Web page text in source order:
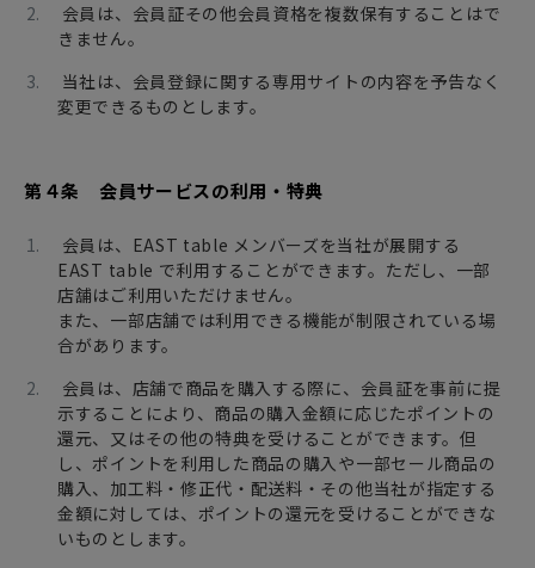
会員は、会員証その他会員資格を複数保有することはで
きません。
当社は、会員登録に関する専用サイトの内容を予告なく
変更できるものとします。
第４条 会員サービスの利用・特典
会員は、EAST table メンバーズを当社が展開する
EAST table で利用することができます。ただし、一部
店舗はご利用いただけません。
また、一部店舗では利用できる機能が制限されている場
合があります。
会員は、店舗で商品を購入する際に、会員証を事前に提
示することにより、商品の購入金額に応じたポイントの
還元、又はその他の特典を受けることができます。但
し、ポイントを利用した商品の購入や一部セール商品の
購入、加工料・修正代・配送料・その他当社が指定する
金額に対しては、ポイントの還元を受けることができな
いものとします。